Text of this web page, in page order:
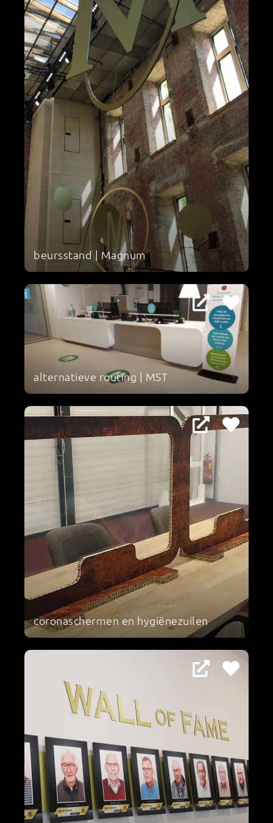
beursstand | Magnum
alternatieve routing | MST
coronaschermen en hygiënezuilen